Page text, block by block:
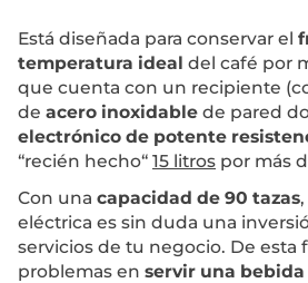
Está diseñada para conservar el
temperatura ideal del café por
que cuenta con un recipiente
de acero inoxidable de pared
electrónico de potente
“recién hecho“ 15 litros por más
Con una capacidad de 90 tazas
eléctrica es sin duda una
servicios de tu negocio. De esta
problemas en servir una bebida